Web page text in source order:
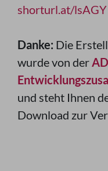
shorturl.at/lsAGY
Danke: Die
wurde von der
und steht Ihnen
Download zur